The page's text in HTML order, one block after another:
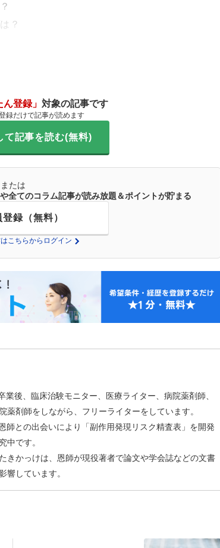
？
ん登録」 対象の記事です
録だけで記事が読めます
て記事を読む(無料)
または
全てのコラム記事が読み放題＆ポイントが貯まる
録（無料）
こちらからログイン
後、臨床治験モニター、医療ライター、病院薬剤師、
薬剤師をしながら、フリーライターをしています。
師との出会いにより「副作用発現リスク精査表」を開発
中です。
きかっけは、恩師が現役著者で論文や学会誌などの文書
響しています。